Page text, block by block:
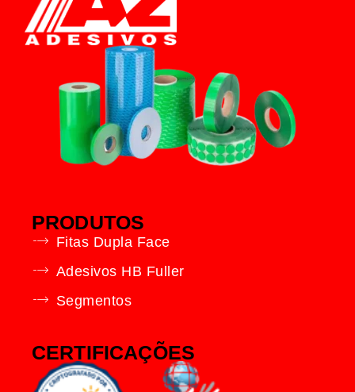
PRODUTOS
Fitas Dupla Face
Adesivos HB Fuller
Segmentos
CERTIFICAÇÕES